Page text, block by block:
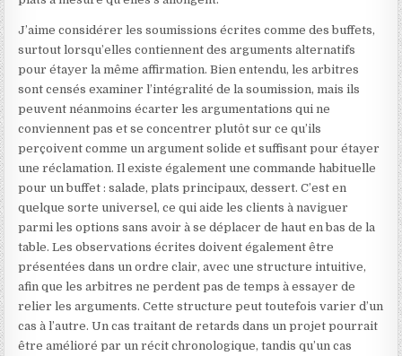
J’aime considérer les soumissions écrites comme des buffets,
surtout lorsqu’elles contiennent des arguments alternatifs
pour étayer la même affirmation. Bien entendu, les arbitres
sont censés examiner l’intégralité de la soumission, mais ils
peuvent néanmoins écarter les argumentations qui ne
conviennent pas et se concentrer plutôt sur ce qu’ils
perçoivent comme un argument solide et suffisant pour étayer
une réclamation. Il existe également une commande habituelle
pour un buffet : salade, plats principaux, dessert. C’est en
quelque sorte universel, ce qui aide les clients à naviguer
parmi les options sans avoir à se déplacer de haut en bas de la
table. Les observations écrites doivent également être
présentées dans un ordre clair, avec une structure intuitive,
afin que les arbitres ne perdent pas de temps à essayer de
relier les arguments. Cette structure peut toutefois varier d’un
cas à l’autre. Un cas traitant de retards dans un projet pourrait
être amélioré par un récit chronologique, tandis qu’un cas